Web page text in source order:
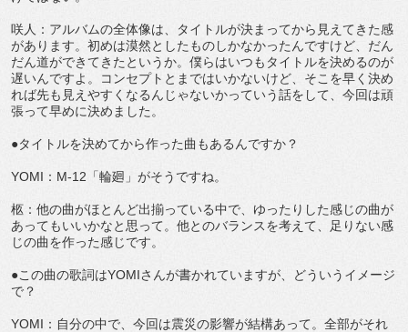
咲人：アルバムの全体像は、タイトルが決まってから見えてきた感
があります。初めは漠然としたものしかなかったんですけど、だん
だん道ができてきたというか。僕らはいつもタイトルを決めるのが
遅いんですよ。コンセプトとまではいかないけど、そこを早く決め
れば先も見えやすくなるんじゃないかっていう話をして、今回は頑
張って早めに決めました。
●タイトルを決めてから作った曲もあるんですか？
YOMI：M-12「輪廻」がそうですね。
柩：他の曲がほとんど出揃っている中で、ゆったりした感じの曲が
あってもいいかなと思って。他とのバランスを考えて、足りない感
じの曲を作った感じです。
●この曲の歌詞はYOMIさんが書かれていますが、どういうイメージ
で？
YOMI：自分の中で、今回は震災の影響が結構あって。全部がそれ